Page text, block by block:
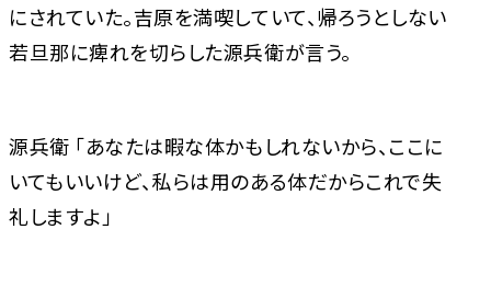
にされていた。吉原を満喫していて、帰ろうとしない
若旦那に痺れを切らした源兵衛が言う。
源兵衛 「あなたは暇な体かもしれないから、ここに
いてもいいけど、私らは用のある体だからこれで失
礼しますよ」